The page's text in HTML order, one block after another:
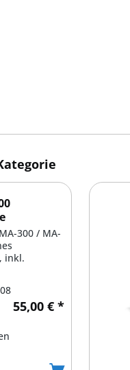
300 / MA-
inkl.
55,00 € *